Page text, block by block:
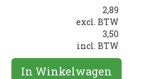
2,89
excl. BTW
3,50
incl. BTW
In Winkelwagen